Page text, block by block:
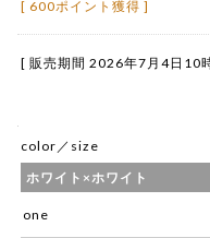
[ 600ポイント獲得 ]
[ 販売期間 2026年7月4日10
color／size
ホワイト×ホワイト
one